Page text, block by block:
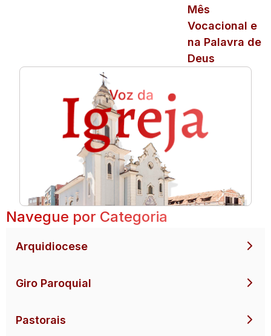
Mês
Vocacional e
na Palavra de
Deus
Navegue por Categoria
Arquidiocese
Giro Paroquial
Pastorais